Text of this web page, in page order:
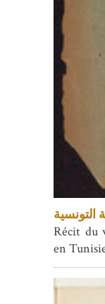
التونسية
Récit du
en